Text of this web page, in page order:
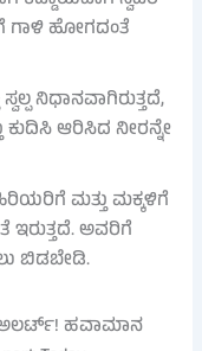
ಗಾಳಿ ಹೋಗದಂತೆ
ನಿಧಾನವಾಗಿರುತ್ತದೆ,
ಆರಿಸಿದ ನೀರನ್ನೇ
ಮತ್ತು ಮಕ್ಕಳಿಗೆ
ಇರುತ್ತದೆ. ಅವರಿಗೆ
ಬಿಡಬೇಡಿ.